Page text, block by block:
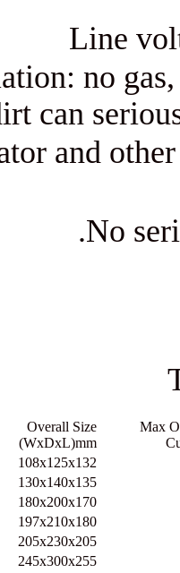
dirt
regulator
Weight
KG
2.1
3.2
5.9
8.2
10.8
17